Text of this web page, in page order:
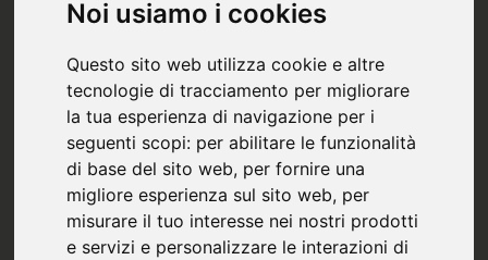
Noi usiamo i cookies
Questo sito web utilizza cookie e altre
tecnologie di tracciamento per migliorare
la tua esperienza di navigazione per i
seguenti scopi: per abilitare le funzionalità
di base del sito web, per fornire una
migliore esperienza sul sito web, per
misurare il tuo interesse nei nostri prodotti
e servizi e personalizzare le interazioni di